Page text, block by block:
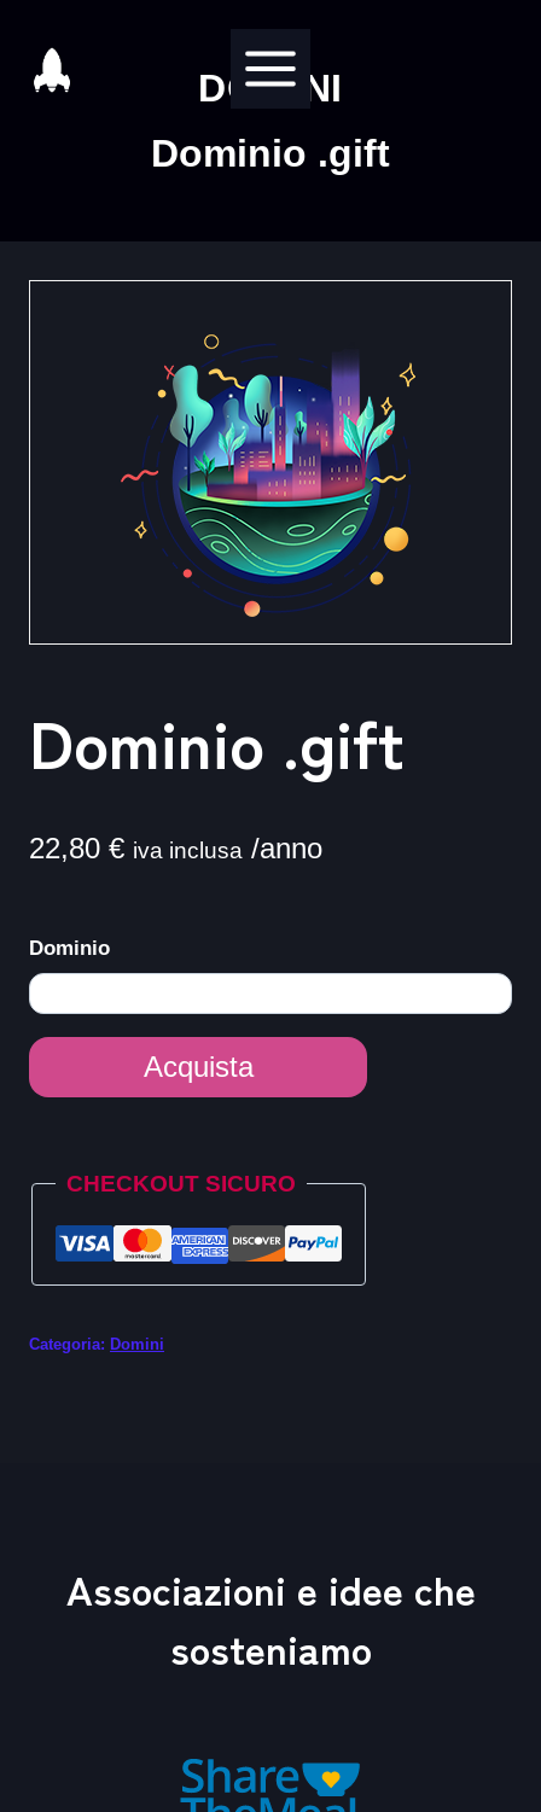
contenuto
DOMINI
Dominio .gift
Dominio .gift
22,80 € iva inclusa /anno
Dominio
Dominio
.gift
Acquista
CHECKOUT SICURO
Categoria: Domini
Associazioni e idee che
sosteniamo